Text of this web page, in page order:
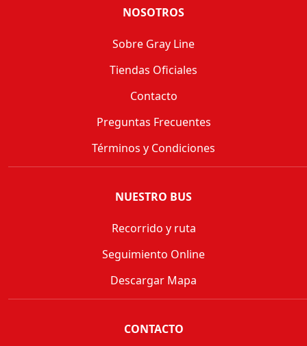
NOSOTROS
Sobre Gray Line
Tiendas Oficiales
Contacto
Preguntas Frecuentes
Términos y Condiciones
NUESTRO BUS
Recorrido y ruta
Seguimiento Online
Descargar Mapa
CONTACTO